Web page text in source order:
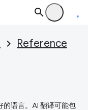
Reference
的语言。AI 翻译可能包